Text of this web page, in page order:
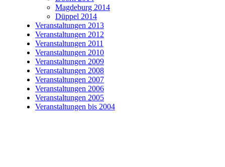
Magdeburg 2014
Düppel 2014
Veranstaltungen 2013
Veranstaltungen 2012
Veranstaltungen 2011
Veranstaltungen 2010
Veranstaltungen 2009
Veranstaltungen 2008
Veranstaltungen 2007
Veranstaltungen 2006
Veranstaltungen 2005
Veranstaltungen bis 2004